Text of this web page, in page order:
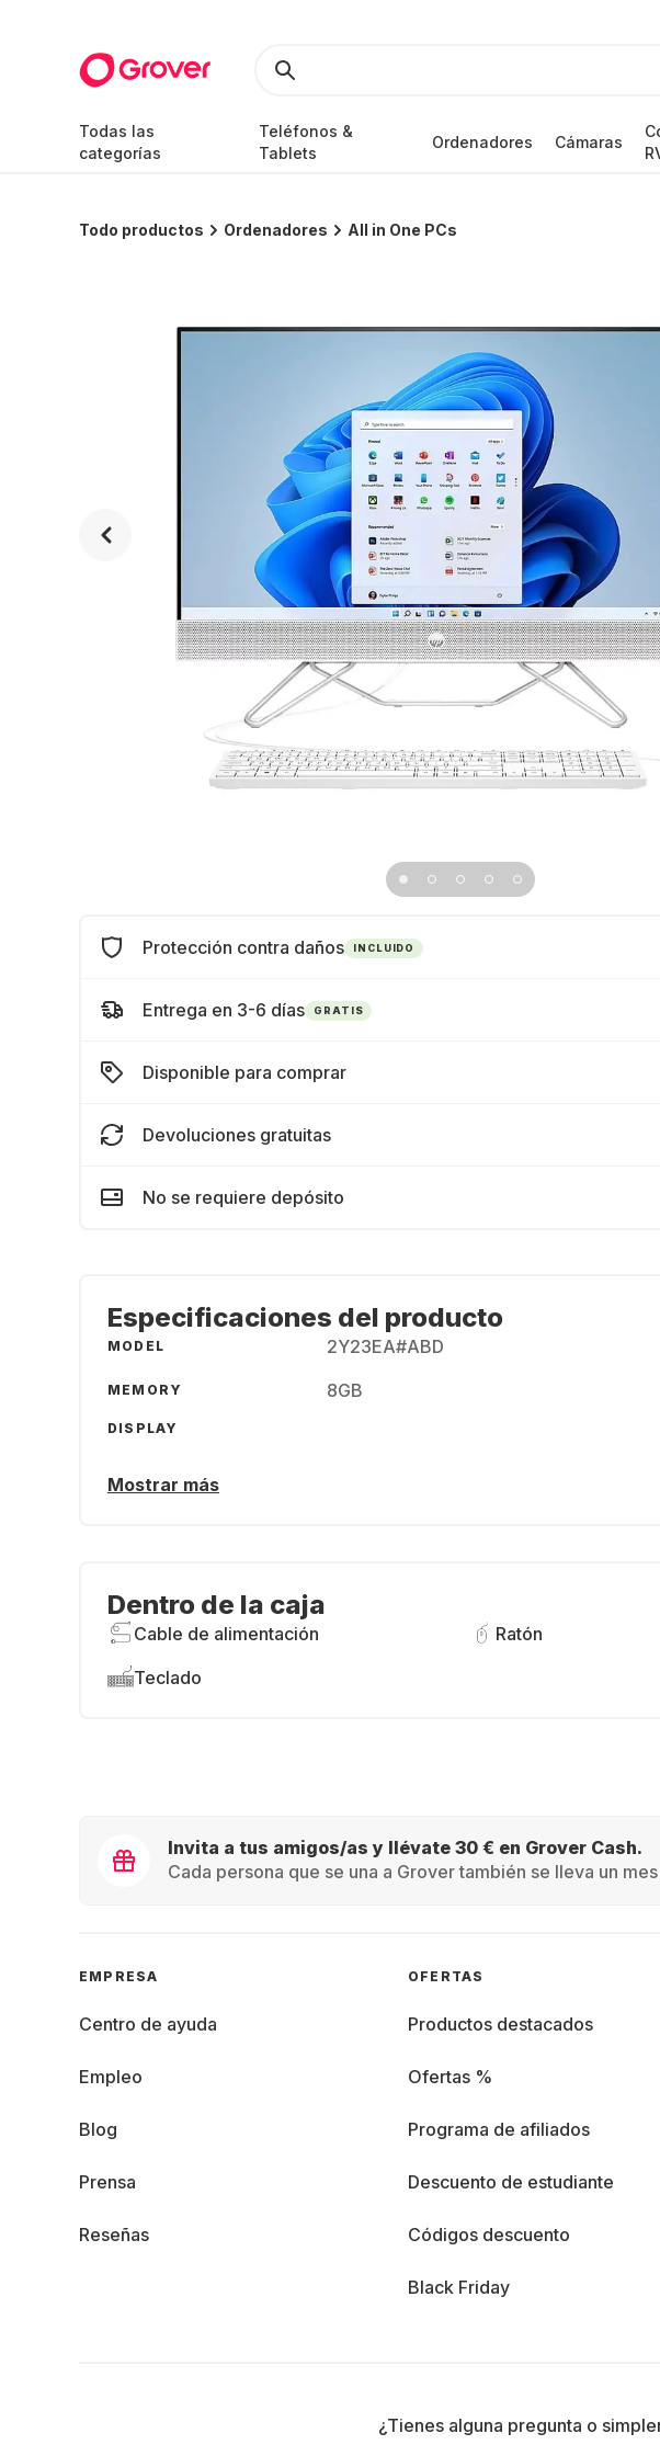
Todas las
categorías
Teléfonos &
Tablets
Ordenadores Cámaras
Todo productos Ordenadores All in One PCs
Protección contra daños INCLUIDO
Entrega en 3-6 días GRATIS
Disponible para comprar
Devoluciones gratuitas
No se requiere depósito
Especificaciones del producto
MODEL 2Y23EA#ABD
MEMORY 8GB
DISPLAY
Mostrar más
Dentro de la caja
Cable de alimentación
Ratón
Teclado
Invita a tus amigos/as y llévate 30 € en Grover Cash.
Cada persona que se una a Grover también se lleva un
EMPRESA
Centro de ayuda
Empleo
Blog
Prensa
Reseñas
OFERTAS
Productos destacados
Ofertas %
Programa de afiliados
Descuento de estudiante
Códigos descuento
Black Friday
¿Tienes alguna pregunta o